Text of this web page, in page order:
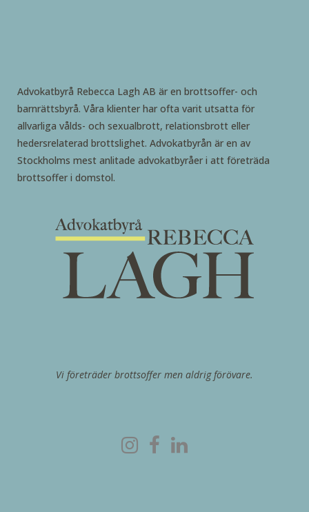
Advokatbyrå Rebecca Lagh AB är en brottsoffer- och
barnrättsbyrå. Våra klienter har ofta varit utsatta för
allvarliga vålds- och sexualbrott, relationsbrott eller
hedersrelaterad brottslighet. Advokatbyrån är en av
Stockholms mest anlitade advokatbyråer i att företräda
brottsoffer i domstol.
Vi företräder brottsoffer men aldrig förövare.